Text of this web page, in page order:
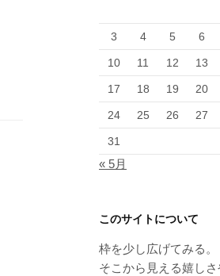
3 4 5 6
10 11 12 13
17 18 19 20
24 25 26 27
31
« 5月
このサイトについて
枠を少し広げてみる。
そこから見える嬉しさ